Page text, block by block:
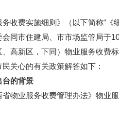
务收费实施细则》（以下简称“
同市住建局、市市场监管局于
、高新区，下同）物业服务收费
关心的有关政策解答如下：
台的背景
物业服务收费管理办法》物业